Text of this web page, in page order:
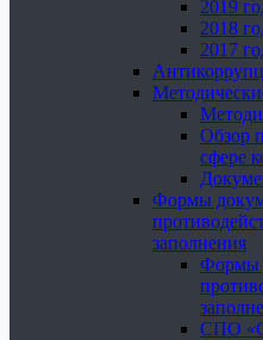
2019
2018
2017
Обзор
сфере
Формы
заполнения
Формы
СПО